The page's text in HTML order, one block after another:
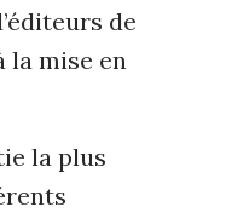
de
la mise en
la plus